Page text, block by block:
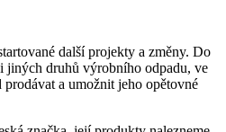
další projekty a změny. Do
jiných druhů výrobního odpadu, ve
a umožnit jeho opětovné